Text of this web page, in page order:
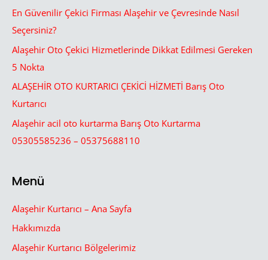
En Güvenilir Çekici Firması Alaşehir ve Çevresinde Nasıl
Seçersiniz?
Alaşehir Oto Çekici Hizmetlerinde Dikkat Edilmesi Gereken
5 Nokta
ALAŞEHİR OTO KURTARICI ÇEKİCİ HİZMETİ Barış Oto
Kurtarıcı
Alaşehir acil oto kurtarma Barış Oto Kurtarma
05305585236 – 05375688110
Menü
Alaşehir Kurtarıcı – Ana Sayfa
Hakkımızda
Alaşehir Kurtarıcı Bölgelerimiz